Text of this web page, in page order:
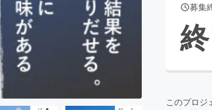
for Social Good CAMPFIRE Creation
CAMPFIREふるさと納税machi-ya
募集
このプロジ